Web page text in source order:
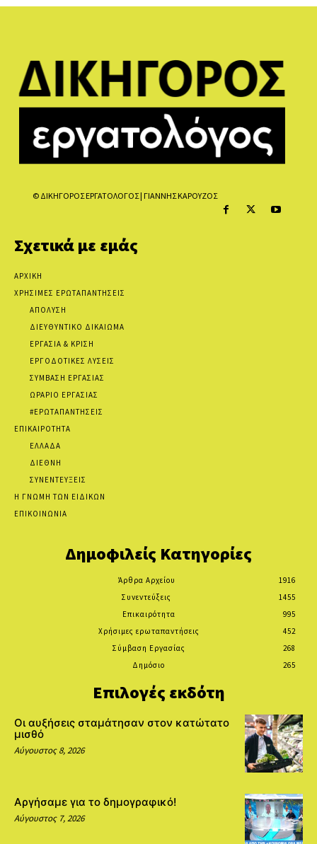
© ΔΙΚΗΓΟΡΟΣ ΕΡΓΑΤΟΛΟΓΟΣ | ΓΙΑΝΝΗΣ ΚΑΡΟΥΖΟΣ
Σχετικά με εμάς
ΑΡΧΙΚΗ
ΧΡΗΣΙΜΕΣ ΕΡΩΤΑΠΑΝΤΗΣΕΙΣ
ΑΠΟΛΥΣΗ
ΔΙΕΥΘΥΝΤΙΚΟ ΔΙΚΑΙΩΜΑ
ΕΡΓΑΣΙΑ & ΚΡΙΣΗ
ΕΡΓΟΔΟΤΙΚΕΣ ΛΥΣΕΙΣ
ΣΥΜΒΑΣΗ ΕΡΓΑΣΙΑΣ
ΩΡΑΡΙΟ ΕΡΓΑΣΙΑΣ
#ΕΡΩΤΑΠΑΝΤΗΣΕΙΣ
ΕΠΙΚΑΙΡΟΤΗΤΑ
ΕΛΛΑΔΑ
ΔΙΕΘΝΗ
ΣΥΝΕΝΤΕΥΞΕΙΣ
Η ΓΝΩΜΗ ΤΩΝ ΕΙΔΙΚΩΝ
ΕΠΙΚΟΙΝΩΝΙΑ
Δημοφιλείς Κατηγορίες
Άρθρα Αρχείου
1916
Συνεντεύξεις
1455
Επικαιρότητα
995
Χρήσιμες ερωταπαντήσεις
452
Σύμβαση Εργασίας
268
Δημόσιο
265
Επιλογές εκδότη
Οι αυξήσεις σταμάτησαν στον κατώτατο
μισθό
Αύγουστος 8, 2026
Αργήσαμε για το δημογραφικό!
Αύγουστος 7, 2026